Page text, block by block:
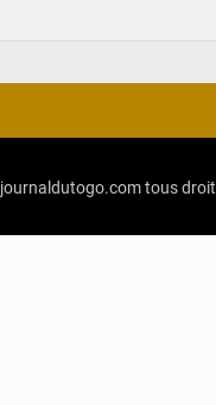
journaldutogo.comtous